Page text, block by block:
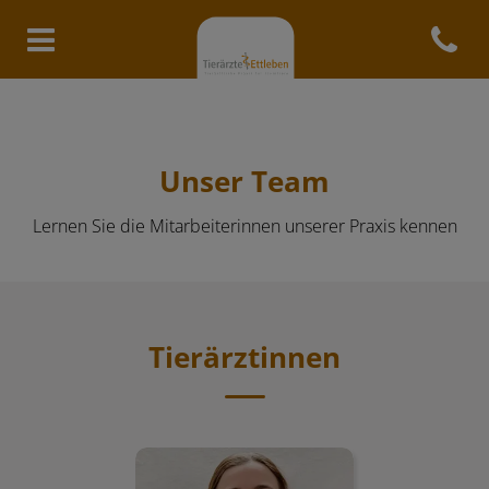
Homepage Tierärzte Ettleben
Open
Unser Team
Lernen Sie die Mitarbeiterinnen unserer Praxis kennen
Tierärztinnen
Dr. Simone Denzler